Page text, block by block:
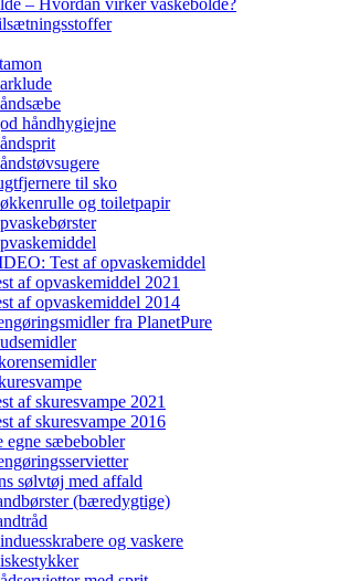
håndhygiejne
til sko
og toiletpapir
Test af opvaskemiddel
af opvaskemiddel 2021
af opvaskemiddel 2014
fra PlanetPure
af skuresvampe 2021
af skuresvampe 2016
egne sæbebobler
sølvtøj med affald
(bæredygtige)
og vaskere